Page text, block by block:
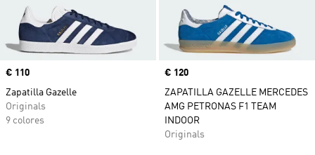
Precio
€ 110
Zapatilla Gazelle
Originals
9 colores
Precio
€ 120
ZAPATILLA GAZELLE MERCEDES
AMG PETRONAS F1 TEAM
INDOOR
Originals